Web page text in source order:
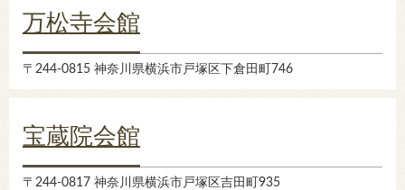
万松寺会館
〒244-0815 神奈川県横浜市戸塚区下倉田町746
宝蔵院会館
〒244-0817 神奈川県横浜市戸塚区吉田町935